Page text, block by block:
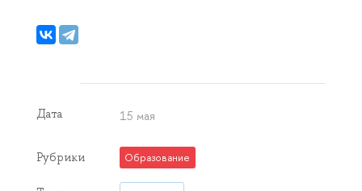
Дата 15 мая
Рубрики Образование